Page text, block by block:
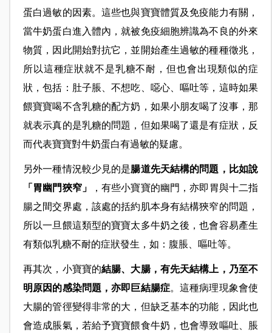
蛋白過敏的因素。這些也與寶寶體質及免疫能力有關，
當牛奶蛋白進入體內，就被免疫細胞辨識為不良的外來
物質，因此開始對抗它，並開始產生過敏的種種徵兆，
所以這種症狀就不是乳糖不耐，但也會出現類似的症
狀，包括：肚子脹、不想吃、噁心、嘔吐等，這時如果
餵寶寶喝不含乳糖的配方奶，如果小朋友喝了沒事，那
就表示真的是乳糖的問題，但如果喝了還是有症狀， 反
而代表寶寶對牛奶蛋白有過敏的疑慮。
另外一種情況較少見的是腸道先天結構的問題，比如說
「胃幽門狹窄」
，有些小寶寶的幽門，亦即胃與十二指
腸之間交界處，該處的括約肌本身有結構狹窄的問題，
所以一旦餵這類型的寶寶太多牛奶之後，也會容易產生
有類似乳糖不耐的症狀發生，如：腹脹、嘔吐等。
再其次，小寶寶的結腸、大腸，有先天結構上，乃至不
明原因的感染問題，亦即巨結腸症。這種病理現象會使
大腸的管徑變得非常的大，但缺乏基本的功能，因此也
會造成脹氣，若給予寶寶餵食牛奶，也會導致嘔吐、脹